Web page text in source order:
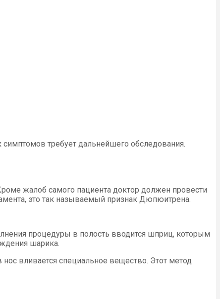
требует дальнейшего обследования.
жалоб самого пациента доктор должен провести
это так называемый признак Дюпюитрена.
процедуры в полость вводится шприц, которым
шарика.
вливается специальное вещество. Этот метод